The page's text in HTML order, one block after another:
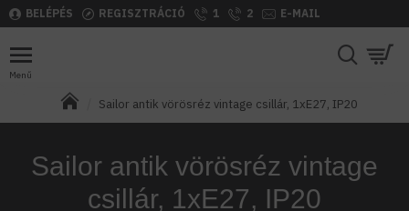
BELÉPÉS REGISZTRÁCIÓ 1 2 E-MAIL
Sailor antik vörösréz vintage csillár, 1xE27, IP20
Sailor antik vörösréz vintage
csillár, 1xE27, IP20